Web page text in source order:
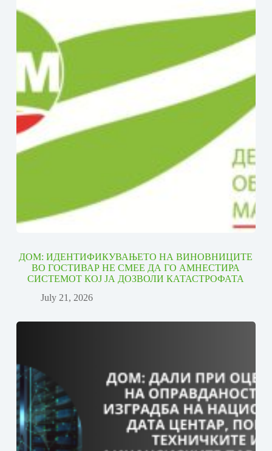
ДОМ: ИДЕНТИФИКУВАЊЕТО НА ВИНОВНИЦИТЕ
ВО ГОСТИВАР НЕ СМЕЕ ДА ГО АМНЕСТИРА
СИСТЕМОТ КОЈ ЈА ДОЗВОЛИ КАТАСТРОФАТА
July 21, 2026